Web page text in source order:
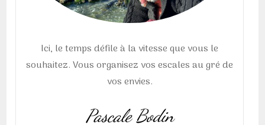
Ici, le temps défile à la vitesse que vous le
souhaitez. Vous organisez vos escales au gré de
vos envies.
Pascale Bodin